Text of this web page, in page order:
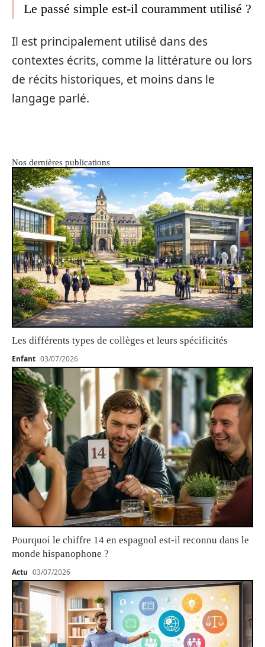
Le passé simple est-il couramment utilisé ?
Il est principalement utilisé dans des
contextes écrits, comme la littérature ou lors
de récits historiques, et moins dans le
langage parlé.
Nos dernières publications
Les différents types de collèges et leurs spécificités
Enfant 03/07/2026
Pourquoi le chiffre 14 en espagnol est-il reconnu dans le
monde hispanophone ?
Actu 03/07/2026